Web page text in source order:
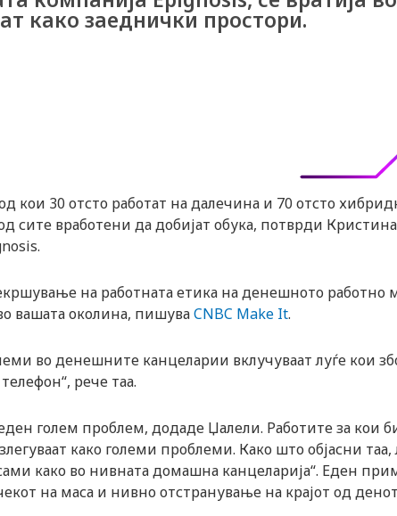
како заеднички простори.
кои 30 отсто работат на далечина и 70 отсто
сите вработени да добијат обука, потврди Кристина
на работната етика на денешното работно
вашата околина, пишуваCNBC Make It.
во денешните канцеларии вклучуваат луѓе кои
рече таа.
голем проблем, додаде Џалели. Работите за кои
како големи проблеми. Како што објасни таа,
како во нивната домашна канцеларија“. Еден
на маса и нивно отстранување на крајот од